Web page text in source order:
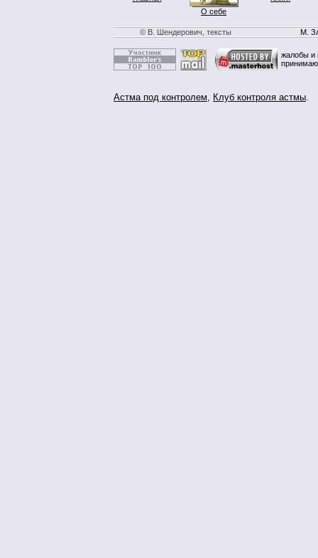
О себе
© В. Шендерович, тексты М.
жалобы и
Астма под контролем, Клуб контроля астмы.